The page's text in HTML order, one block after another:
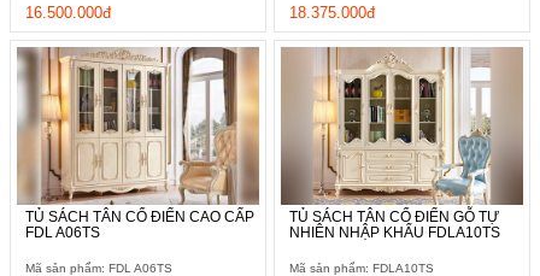
16.500.000đ 18.375.000đ
TỦ SÁCH TÂN CỔ ĐIỂN CAO CẤP
FDL A06TS
Mã sản phẩm: FDL A06TS
TỦ SÁCH TÂN CỔ ĐIỂN GỖ TỰ
NHIÊN NHẬP KHẨU FDLA10TS
Mã sản phẩm: FDLA10TS